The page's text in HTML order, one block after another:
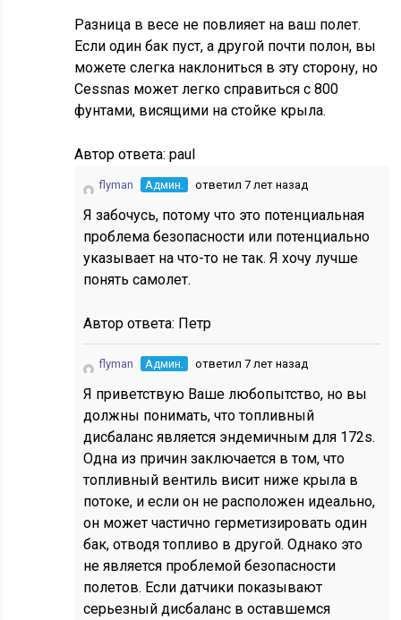
Разница в весе не повлияет на ваш полет.
Если один бак пуст, а другой почти полон, вы
можете слегка наклониться в эту сторону, но
Cessnas может легко справиться с 800
фунтами, висящими на стойке крыла.
Автор ответа:paul
flyman Админ. ответил 7 лет назад
Я забочусь, потому что это потенциальная
проблема безопасности или потенциально
указывает на что-то не так. Я хочу лучше
понять самолет.
Автор ответа: Петр
flyman Админ. ответил 7 лет назад
Я приветствую Ваше любопытство, но вы
должны понимать, что топливный
дисбаланс является эндемичным для 172s.
Одна из причин заключается в том, что
топливный вентиль висит ниже крыла в
потоке, и если он не расположен идеально,
он может частично герметизировать один
бак, отводя топливо в другой. Однако это
не является проблемой безопасности
полетов. Если датчики показывают
серьезный дисбаланс в оставшемся